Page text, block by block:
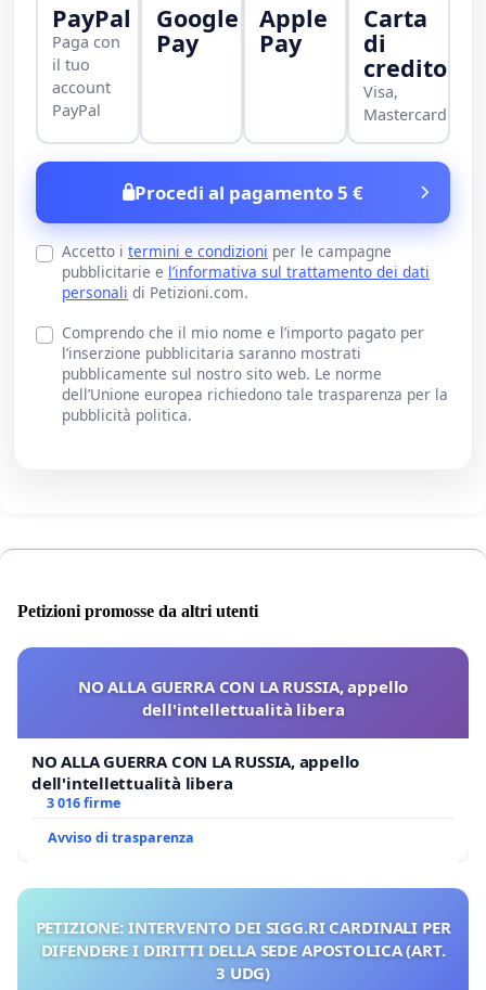
PayPal
Paga con
il tuo
account
PayPal
Google
Pay
Apple
Pay
Carta
di
credito
Visa,
Mastercard
Procedi al pagamento 5 €
Accetto i termini e condizioni per le campagne
pubblicitarie e l’informativa sul trattamento dei dati
personali di Petizioni.com.
Comprendo che il mio nome e l’importo pagato per
l’inserzione pubblicitaria saranno mostrati
pubblicamente sul nostro sito web. Le norme
dell’Unione europea richiedono tale trasparenza per la
pubblicità politica.
Petizioni promosse da altri utenti
NO ALLA GUERRA CON LA RUSSIA, appello
dell'intellettualità libera
NO ALLA GUERRA CON LA RUSSIA, appello
dell'intellettualità libera
3 016 firme
Avviso di trasparenza
PETIZIONE: INTERVENTO DEI SIGG.RI CARDINALI PER
DIFENDERE I DIRITTI DELLA SEDE APOSTOLICA (ART.
3 UDG)